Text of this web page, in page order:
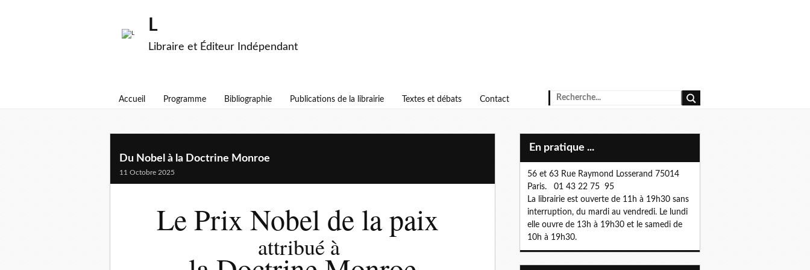
L
Libraire et Éditeur Indépendant
Accueil Programme Bibliographie Publications de la librairie Textes et débats Contact
Du Nobel à la Doctrine Monroe
11 Octobre 2025
Le Prix Nobel de la paix
attribué à
En pratique ...
56 et 63 Rue Raymond Losserand 75014
Paris. 01 43 22 75 95
La librairie est ouverte de 11h à 19h30 sans
interruption, du mardi au vendredi. Le lundi
elle ouvre de 13h à 19h30 et le samedi de
10h à 19h30.